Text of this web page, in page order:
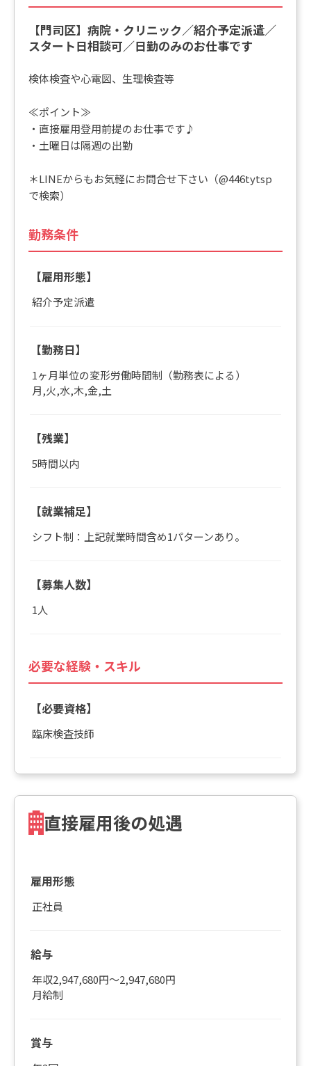
【門司区】病院・クリニック／紹介予定派遣／
スタート日相談可／日勤のみのお仕事です
検体検査や心電図、生理検査等
≪ポイント≫
・直接雇用登用前提のお仕事です♪
・土曜日は隔週の出勤
＊LINEからもお気軽にお問合せ下さい（@446tytsp
で検索）
勤務条件
【雇用形態】
紹介予定派遣
【勤務日】
1ヶ月単位の変形労働時間制（勤務表による）
月,火,水,木,金,土
【残業】
5時間以内
【就業補足】
シフト制：上記就業時間含め1パターンあり。
【募集人数】
1人
必要な経験・スキル
【必要資格】
臨床検査技師
直接雇用後の処遇
雇用形態
正社員
給与
年収2,947,680円～2,947,680円
月給制
賞与